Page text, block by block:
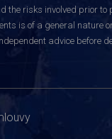
the risks involved prior to
is of a general nature
advice before